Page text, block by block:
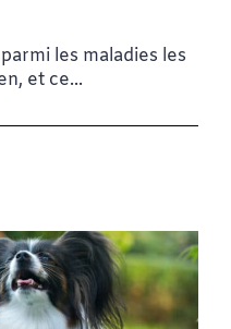
les maladies les
et ce...